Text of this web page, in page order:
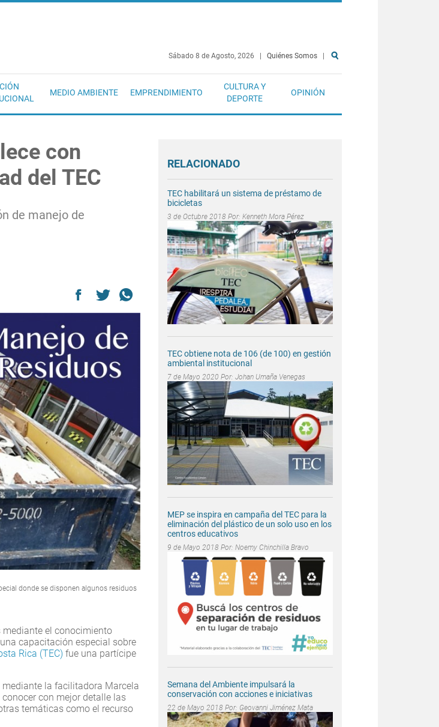
Sábado 8 de Agosto, 2026 Quiénes Somos
MEDIO AMBIENTE EMPRENDIMIENTO
CULTURA Y
DEPORTE
OPINIÓN
con
del TEC
de manejo de
donde se disponen algunos residuos
el conocimiento
capacitación especial sobre
Rica (TEC) fue una partícipe
la facilitadora Marcela
con mejor detalle las
temáticas como el recurso
RELACIONADO
TEC habilitará un sistema de préstamo de
bicicletas
3 de Octubre 2018 Por: Kenneth Mora Pérez
TEC obtiene nota de 106 (de 100) en gestión
ambiental institucional
7 de Mayo 2020 Por: Johan Umaña Venegas
MEP se inspira en campaña del TEC para la
eliminación del plástico de un solo uso en los
centros educativos
9 de Mayo 2018 Por: Noemy Chinchilla Bravo
Semana del Ambiente impulsará la
conservación con acciones e iniciativas
22 de Mayo 2018 Por: Geovanni Jiménez Mata